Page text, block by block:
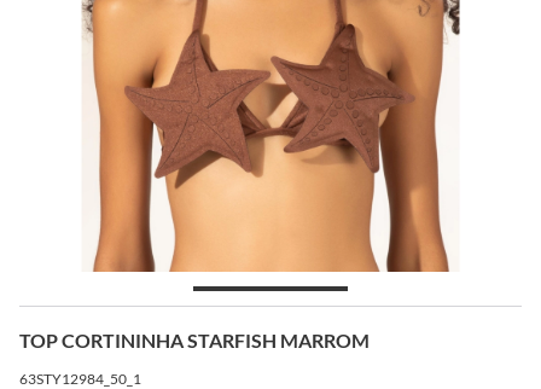
TOP CORTININHA STARFISH MARROM
63STY12984_50_1